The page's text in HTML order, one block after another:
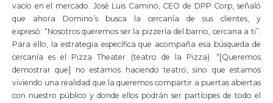
vacío en el mercado. José Luis Camino, CEO de DPP Corp, señaló
que ahora Domino’s busca la cercanía de sus clientes, y
expresó: “Nosotros queremos ser la pizzería del barrio, cercana a ti”.
Para ello, l a estrategia específica que acompaña esa búsqueda de
cercanía es el Pizza Theater (teatro de la Pizza). “[Queremos
demostrar que] no estamos haciendo teatro, sino que estamos
viviendo una realidad que la queremos compartir a puertas abiertas
con nuestro público y donde ellos podrán ser partícipes de todo el